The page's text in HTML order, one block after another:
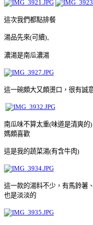
這次我們都點排餐
湯品先來(可續)。
濃湯是南瓜濃湯
這一碗頗大又頗燙口，很有誠
南瓜味不算太重(味道是清爽的)
媽頗喜歡
這是我的蔬菜湯(有含牛肉)
這一款的湯料不少，有馬鈴薯
也是淡淡的